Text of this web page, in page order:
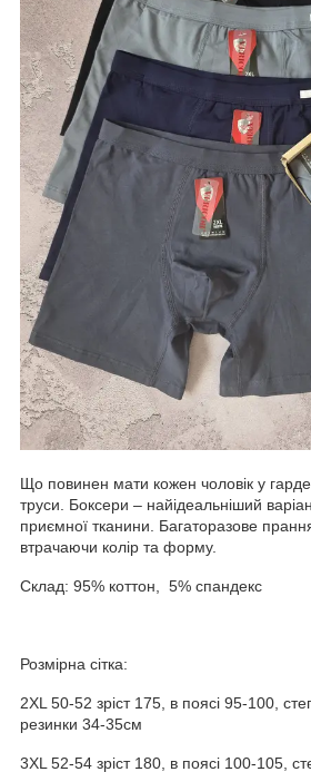
Що повинен мати кожен чоловік у
труси. Боксери – найідеальніший
приємної тканини. Багаторазове
втрачаючи колір та форму.
Склад: 95% коттон, 5% спандекс
Розмірна сітка:
2XL 50-52 зріст 175, в поясі 95-100,
резинки 34-35см
3XL 52-54 зріст 180, в поясі 100-105,